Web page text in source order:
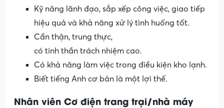
Kỹ năng lãnh đạo, sắp xếp công việc, giao tiếp
hiệu quả và khả năng xử lý tình huống tốt.
Cẩn thận, trung thực,
có tinh thần trách nhiệm cao.
Có khả năng làm việc trong điều kiện kho lạnh.
Biết tiếng Anh cơ bản là một lợi thế.
Nhân viên Cơ điện trang trại/nhà máy